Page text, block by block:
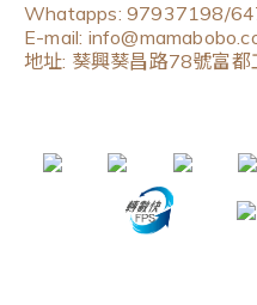
Whatapps: 97937198/
E-mail:
地址: 葵興葵昌路78號富